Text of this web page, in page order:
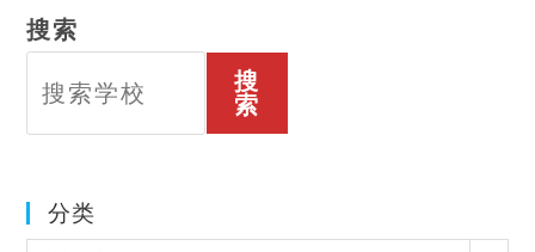
搜索
搜
索
分类